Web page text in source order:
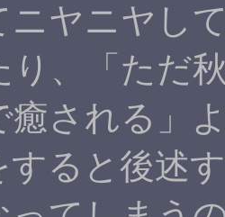
ニヤニヤし
り、「ただ
癒される」
すると後述